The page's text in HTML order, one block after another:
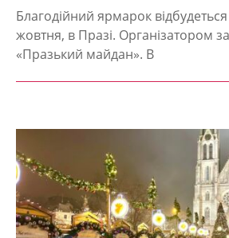
10-
Благодійний ярмарок
жовтня, в Празі. Організатором
«Празький майдан». В